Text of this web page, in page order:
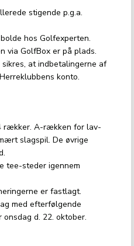
stigende p.g.a.
hos Golfexperten.
via GolfBox er på plads.
at indbetalingerne af
konto.
rækker. A-rækken for lav-
slagspil. De øvrige
tee-steder igennem
er fastlagt.
med efterfølgende
d. 22. oktober.